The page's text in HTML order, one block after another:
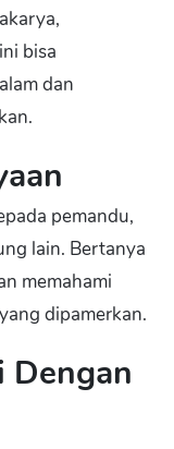
bisa
dan
pemandu,
lain. Bertanya
memahami
dipamerkan.
Dengan